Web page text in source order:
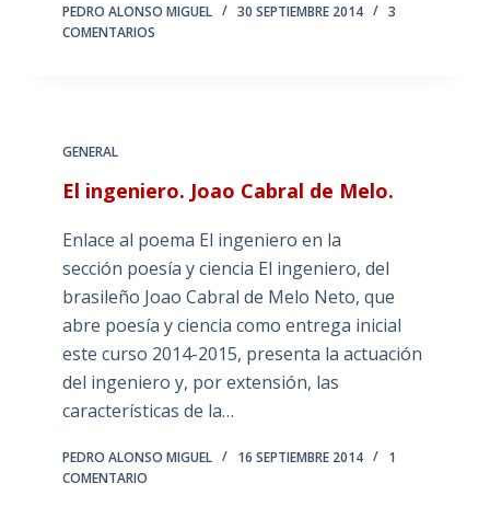
PEDRO ALONSO MIGUEL 30 SEPTIEMBRE 2014
3
COMENTARIOS
GENERAL
El ingeniero. Joao Cabral de Melo.
Enlace al poema El ingeniero en la
sección poesía y ciencia El ingeniero, del
brasileño Joao Cabral de Melo Neto, que
abre poesía y ciencia como entrega inicial
este curso 2014-2015, presenta la actuación
del ingeniero y, por extensión, las
características de la…
PEDRO ALONSO MIGUEL 16 SEPTIEMBRE 2014
1
COMENTARIO